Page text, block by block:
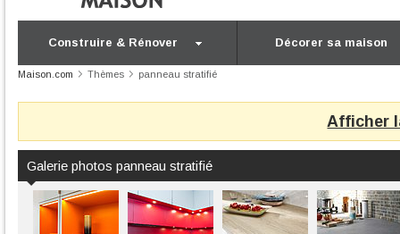
Construire & Rénover Décorer sa maison
Maison.com Thèmes panneau stratifié
Afficher
Galerie photos panneau stratifié